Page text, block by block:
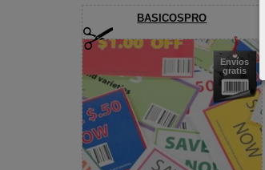
BASICOSPRO
Envíos
gratis